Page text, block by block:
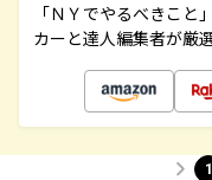
「ＮＹでやるべきこ
カーと達人編集者が厳
1